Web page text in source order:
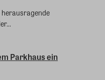
herausragende
Parkhaus ein